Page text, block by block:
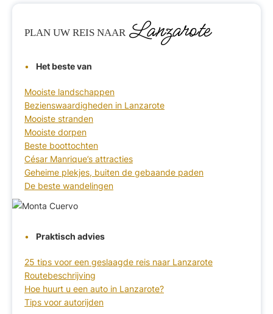
PLAN UW REIS NAAR Lanzarote
Het beste van
Mooiste landschappen
Bezienswaardigheden in Lanzarote
Mooiste stranden
Mooiste dorpen
Beste boottochten
César Manrique’s attracties
Geheime plekjes, buiten de gebaande paden
De beste wandelingen
Praktisch advies
25 tips voor een geslaagde reis naar Lanzarote
Routebeschrijving
Hoe huurt u een auto in Lanzarote?
Tips voor autorijden